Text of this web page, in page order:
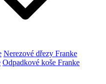
Nerezové dřezy Franke
Odpadkové koše Franke